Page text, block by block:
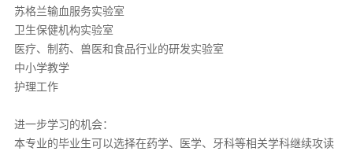
苏格兰输血服务实验室
卫生保健机构实验室
医疗、制药、兽医和食品行业的研发实验室
中小学教学
护理工作
进一步学习的机会：
本专业的毕业生可以选择在药学、医学、牙科等相关学科继续攻读